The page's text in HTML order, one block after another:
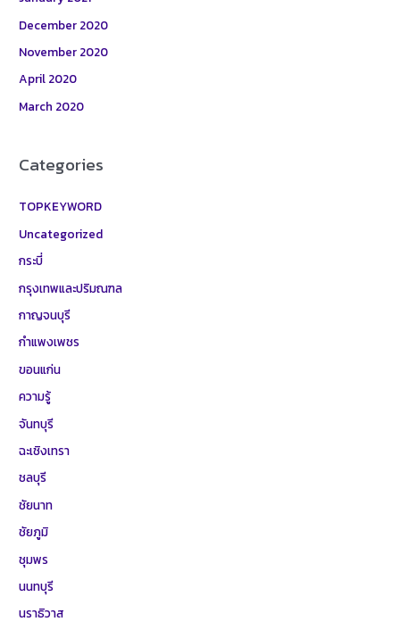
December 2020
November 2020
April 2020
March 2020
Categories
TOPKEYWORD
Uncategorized
กระบี่
กรุงเทพและปริมณฑล
กาญจนบุรี
กำแพงเพชร
ขอนแก่น
ความรู้
จันทบุรี
ฉะเชิงเทรา
ชลบุรี
ชัยนาท
ชัยภูมิ
ชุมพร
นนทบุรี
นราธิวาส